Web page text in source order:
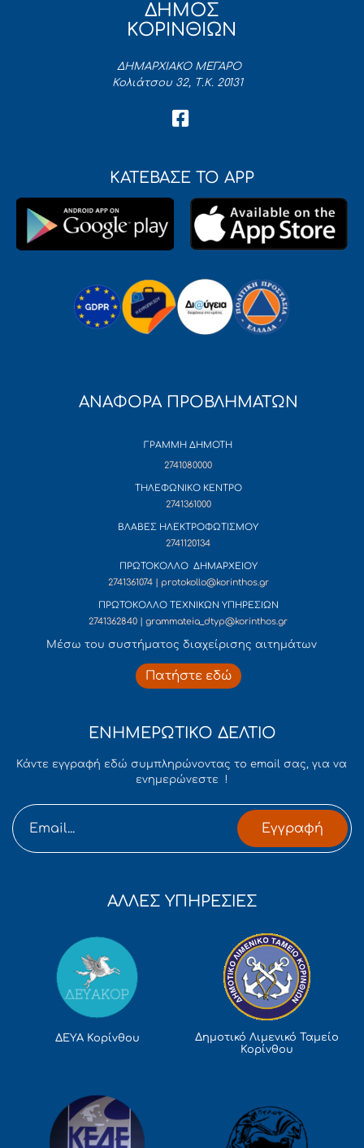
ΔΗΜΟΣ
ΚΟΡΙΝΘΙΩΝ
ΔΗΜΑΡΧΙΑΚΟ ΜΕΓΑΡΟ
Κολιάτσου 32, Τ.Κ. 20131
ΚΑΤΕΒΑΣΕ ΤΟ APP
ΑΝΑΦΟΡΑ ΠΡΟΒΛΗΜΑΤΩΝ
ΓΡΑΜΜΗ ΔΗΜΟΤΗ
2741080000
ΤΗΛΕΦΩΝΙΚΟ ΚΕΝΤΡΟ
2741361000
ΒΛΑΒΕΣ ΗΛΕΚΤΡΟΦΩΤΙΣΜΟΥ
2741120134
ΠΡΩΤΟΚΟΛΛΟ ΔΗΜΑΡΧΕΙΟΥ
2741361074 | protokollo@korinthos.gr
ΠΡΩΤΟΚΟΛΛΟ ΤΕΧΝΙΚΩΝ ΥΠΗΡΕΣΙΩΝ
2741362840 | grammateia_dtyp@korinthos.gr
Mέσω του συστήματος διαχείρισης αιτημάτων
Πατήστε εδώ
ΕΝΗΜΕΡΩΤΙΚΟ ΔΕΛΤΙΟ
Κάντε εγγραφή εδώ συμπληρώνοντας το email σας, για να
ενημερώνεστε !
Εγγραφή
ΑΛΛΕΣ ΥΠΗΡΕΣΙΕΣ
ΔΕΥΑ Κορίνθου
Δημοτικό Λιμενικό Ταμείο
Κορίνθου